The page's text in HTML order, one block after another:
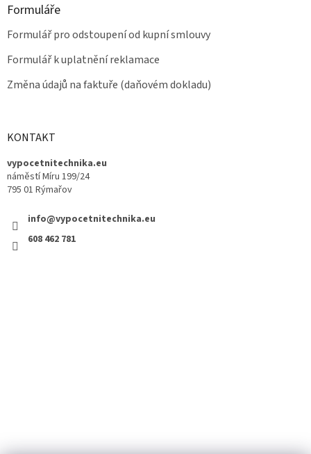
Formuláře
Formulář pro odstoupení od kupní smlouvy
Formulář k uplatnění reklamace
Změna údajů na faktuře (daňovém dokladu)
KONTAKT
vypocetnitechnika.eu
náměstí Míru 199/24
795 01 Rýmařov
info@vypocetnitechnika.eu
608 462 781